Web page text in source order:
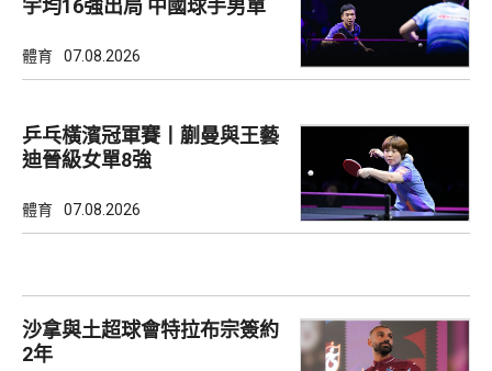
宇均16強出局 中國球手男單
體育 07.08.2026
乒乓橫濱冠軍賽丨蒯曼與王藝
迪晉級女單8強
體育 07.08.2026
沙拿與土超球會特拉布宗簽約
2年